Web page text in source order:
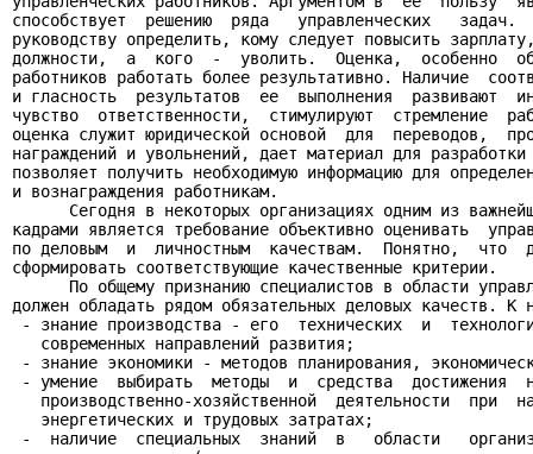
способствует  решению  ряда   управленческих   задач.
руководству определить, кому следует повысить
должности,  а  кого  -  уволить.  Оценка,  особенно
работников работать более результативно. Наличие
и гласность  результатов  ее  выполнения  развивают
чувство  ответственности,  стимулируют  стремление
оценка служит юридической основой  для  переводов,
награждений и увольнений, дает материал для
позволяет получить необходимую информацию для
и вознаграждения работникам.
Сегодня в некоторых организациях одним из
кадрами является требование объективно оценивать
по деловым  и  личностным  качествам.  Понятно,  что
сформировать соответствующие качественные критерии.
По общему признанию специалистов в области
должен обладать рядом обязательных деловых качеств. К
- знание производства - его  технических  и
   современных направлений развития;
- знание экономики - методов планирования,
- умение  выбирать  методы  и  средства  достижения
производственно-хозяйственной  деятельности  при
   энергетических и трудовых затратах;
-  наличие  специальных  знаний  в   области